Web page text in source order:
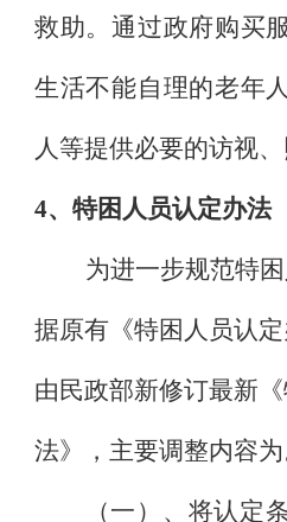
救助。通过政府购买
生活不能自理的老年
人等提供必要的访视、
4、特困人员认定办法
为进一步规范特
据原有《特困人员认定
由民政部新修订最新
法》，主要调整内容为
（一）、将认定